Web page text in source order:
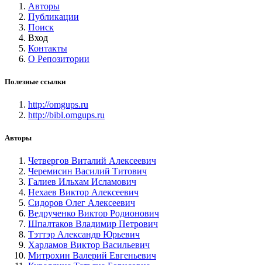
Авторы
Публикации
Поиск
Вход
Контакты
О Репозитории
Полезные ссылки
http://omgups.ru
http://bibl.omgups.ru
Авторы
Четвергов Виталий Алексеевич
Черемисин Василий Титович
Галиев Ильхам Исламович
Нехаев Виктор Алексеевич
Сидоров Олег Алексеевич
Ведрученко Виктор Родионович
Шпалтаков Владимир Петрович
Тэттэр Александр Юрьевич
Харламов Виктор Васильевич
Митрохин Валерий Евгеньевич